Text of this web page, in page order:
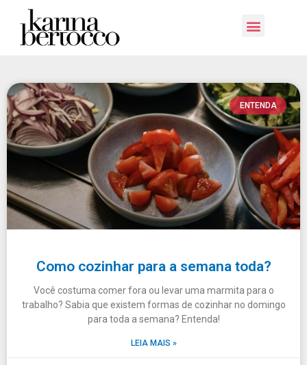
ENTENDA
Como cozinhar para a semana toda?
Você costuma comer fora ou levar uma marmita para o
trabalho? Sabia que existem formas de cozinhar no domingo
para toda a semana? Entenda!
LEIA MAIS »